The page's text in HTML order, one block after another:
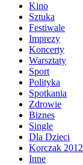
Kino
Sztuka
Festiwale
Imprezy
Koncerty
Warsztaty
Sport
Polityka
Spotkania
Zdrowie
Biznes
Single
Dla Dzieci
Korczak 2012
Inne